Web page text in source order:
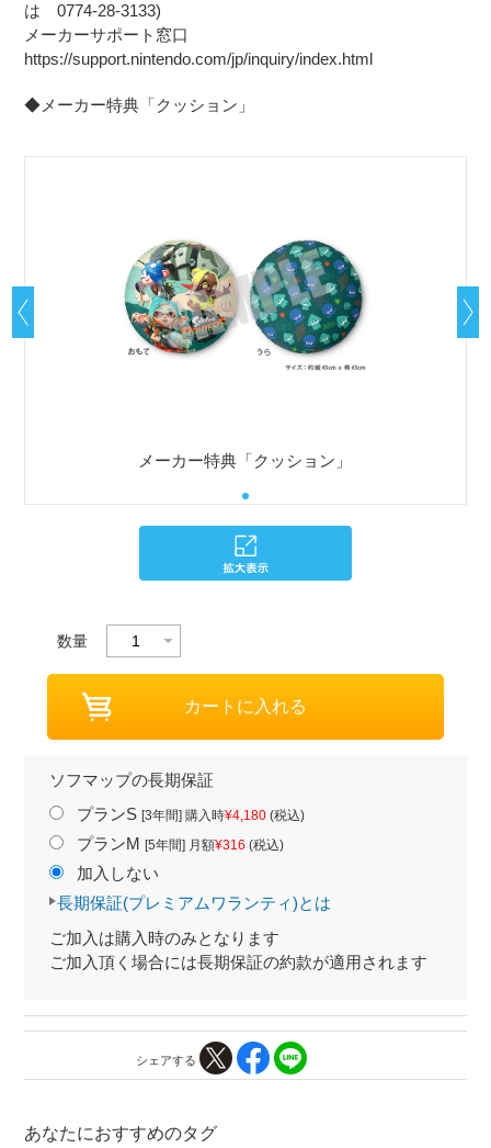
は 0774-28-3133)
メーカーサポート窓口
https://support.nintendo.com/jp/inquiry/index.html
◆メーカー特典「クッション」
メーカー特典「クッション」
数量
ソフマップの長期保証
プランS [3年間] 購入時¥4,180(税込)
プランM [5年間] 月額¥316 (税込)
加入しない
長期保証(プレミアムワランティ)とは
ご加入は購入時のみとなります
ご加入頂く場合には長期保証の約款が適用されます
シェアする
あなたにおすすめのタグ